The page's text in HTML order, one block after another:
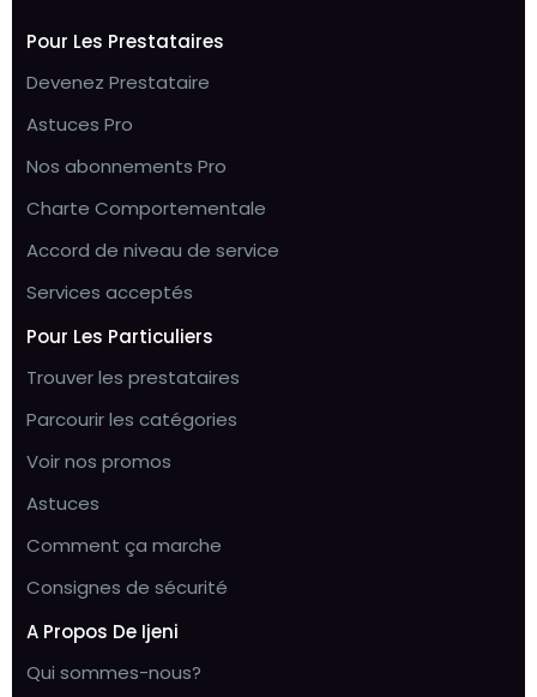
Pour Les Prestataires
Devenez Prestataire
Astuces Pro
Nos abonnements Pro
Charte Comportementale
Accord de niveau de service
Services acceptés
Pour Les Particuliers
Trouver les prestataires
Parcourir les catégories
Voir nos promos
Astuces
Comment ça marche
Consignes de sécurité
A Propos De Ijeni
Qui sommes-nous?